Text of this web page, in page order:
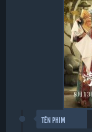
TÊN PHIM